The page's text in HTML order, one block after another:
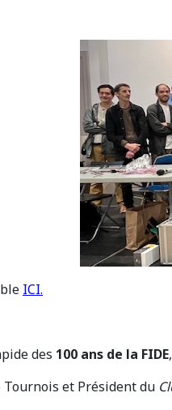
ICI.
des 100 ans de la FIDE
et Président du